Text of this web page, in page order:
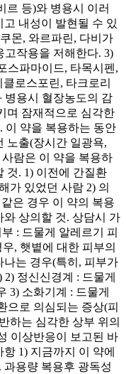
르 등)와 병용시 이러
내성이 발현될 수 있
몬, 와르파린, 다비가
고작용을 저해한다. 3)
스파마이드, 타목시펜,
로스포린, 타크로리
병용시 혈장농도의 감
며 잠재적으로 심각한
이 약을 복용하는 동안
노출(장시간 일광욕,
람은 이 약을 복용하
것. 1) 이전에 간질환
가 있었던 사람 2) 의
은 경우 이 약의 복용
상의할 것. 상담시 가
: 드물게 알레르기 피
, 햇볕에 대한 피부의
는 경우(특히, 피부가
정신신경계 : 드물게
3) 소화기계 : 드물게
으로 의심되는 증상(피
하는 심각한 상부 위의
이상반응이 보고된 바
1) 지금까지 이 약에
용량 복용후 광독성